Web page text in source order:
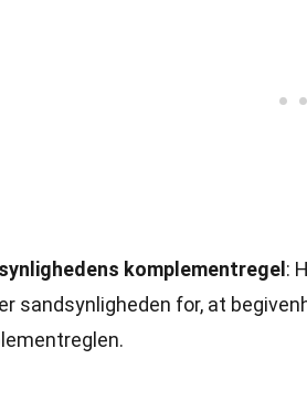
komplementregel :
sandsynligheden for, at